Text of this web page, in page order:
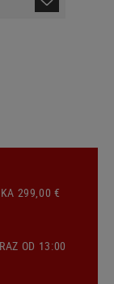
299,00 €
OD 13:00